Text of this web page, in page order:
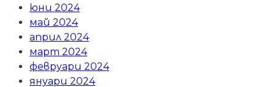
юни 2024
май 2024
април 2024
март 2024
февруари 2024
януари 2024